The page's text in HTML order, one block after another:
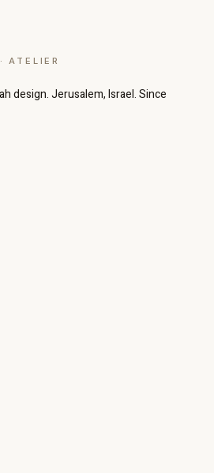
ATELIER
design. Jerusalem, Israel. Since